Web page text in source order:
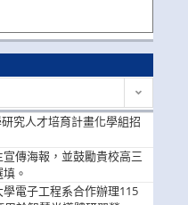
究人才培育計畫化學組招
傳海報，並鼓勵貴校高三
。
電子工程系合作辦理115